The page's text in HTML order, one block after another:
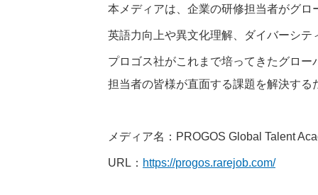
本メディアは、企業の研修担当者がグ
英語力向上や異文化理解、ダイバーシ
プロゴス社がこれまで培ってきたグロ
担当者の皆様が直面する課題を解決す
メディア名：PROGOS Global Talent
URL： https://progos.rarejob.com/